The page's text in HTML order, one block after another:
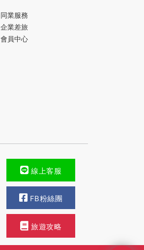
同業服務
企業差旅
會員中心
線上客服
FB粉絲團
旅遊攻略